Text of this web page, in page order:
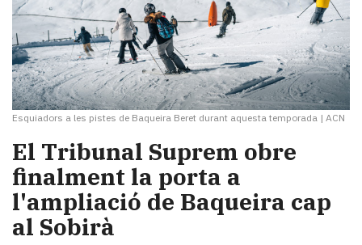
Esquiadors a les pistes de Baqueira Beret durant aquesta temporada | ACN
El Tribunal Suprem obre
finalment la porta a
l'ampliació de Baqueira cap
al Sobirà